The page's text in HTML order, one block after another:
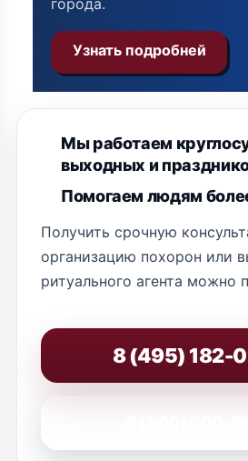
города.
Узнать подробней
Мы работаем
выходных и
Помогаем людям
Получить срочную
организацию похорон или
ритуального агента можно
8 (495) 182-